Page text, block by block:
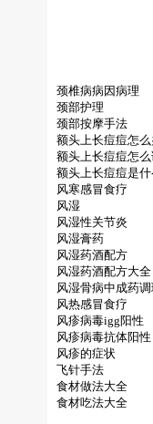
颈椎病病因病理
颈部护理
颈部按摩手法
额头上长痘痘怎
额头上长痘痘怎么
额头上长痘痘是什
风寒感冒食疗
风湿
风湿性关节炎
风湿膏药
风湿药酒配方
风湿药酒配方大全
风湿骨病中成药调
风热感冒食疗
风疹病毒igg阳性
风疹病毒抗体阳性
风疹的症状
飞针手法
食材做法大全
食材吃法大全